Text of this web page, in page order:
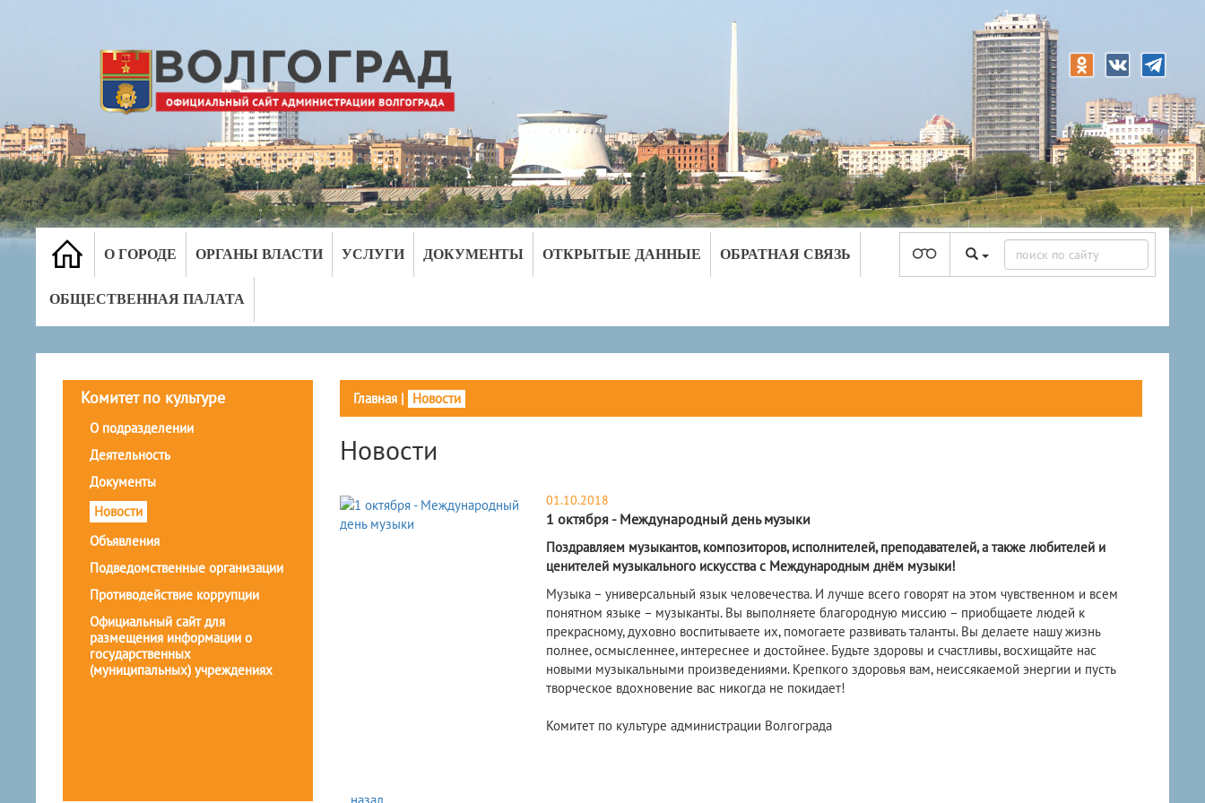
О ГОРОДЕ ОРГАНЫ ВЛАСТИ УСЛУГИ ДОКУМЕНТЫ ОТКРЫТЫЕ ДАННЫЕ ОБРАТНАЯ СВЯЗЬ
ОБЩЕСТВЕННАЯ ПАЛАТА
Комитет по культуре
О подразделении
Деятельность
Документы
Новости
Объявления
Подведомственные организации
Противодействие коррупции
Официальный сайт для
размещения информации о
государственных
(муниципальных) учреждениях
Главная| Новости
Новости
01.10.2018
1 октября - Международный день музыки
Поздравляем музыкантов, композиторов, исполнителей, преподавателей, а также любителей и
ценителей музыкального искусства с Международным днём музыки!
Музыка – универсальный язык человечества. И лучше всего говорят на этом чувственном и всем
понятном языке – музыканты. Вы выполняете благородную миссию – приобщаете людей к
прекрасному, духовно воспитываете их, помогаете развивать таланты. Вы делаете нашу жизнь
полнее, осмысленнее, интереснее и достойнее. Будьте здоровы и счастливы, восхищайте нас
новыми музыкальными произведениями. Крепкого здоровья вам, неиссякаемой энергии и пусть
творческое вдохновение вас никогда не покидает!
Комитет по культуре администрации Волгограда